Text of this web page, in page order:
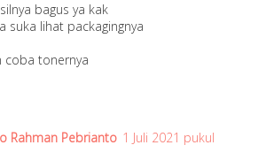
bagus ya kak
suka lihat packagingnya
coba tonernya
Rahman Pebrianto 1 Juli 2021 pukul